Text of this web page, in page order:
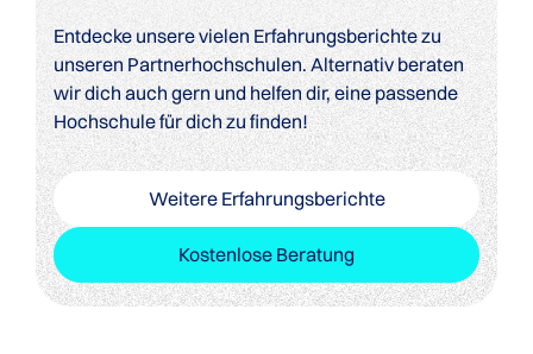
Entdecke unsere vielen Erfahrungsberichte zu
unseren Partnerhochschulen. Alternativ beraten
wir dich auch gern und helfen dir, eine passende
Hochschule für dich zu finden!
Weitere Erfahrungsberichte
Kostenlose Beratung